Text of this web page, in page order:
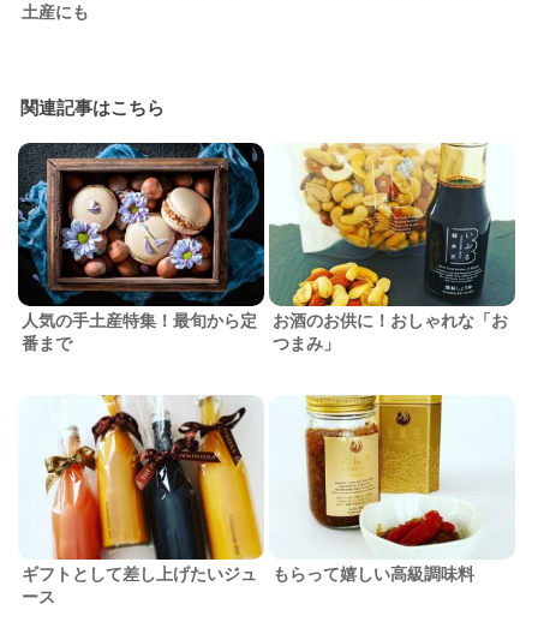
土産にも
関連記事はこちら
人気の手土産特集！最旬から定
番まで
お酒のお供に！おしゃれな「お
つまみ」
ギフトとして差し上げたいジュ
ース
もらって嬉しい高級調味料